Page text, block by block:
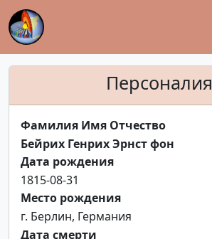
Персоналия
Фамилия Имя Отчество
Бейрих Генрих Эрнст фон
Дата рождения
1815-08-31
Место рождения
г. Берлин, Германия
Дата смерти